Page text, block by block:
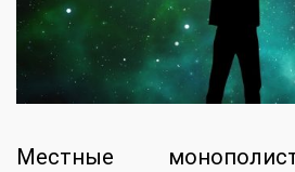
Местные